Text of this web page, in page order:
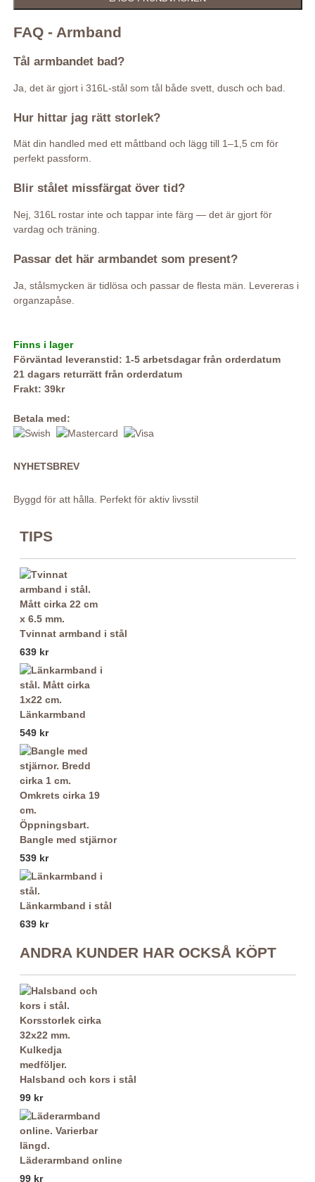
FAQ - Armband
Tål armbandet bad?
Ja, det är gjort i 316L-stål som tål både svett, dusch och bad.
Hur hittar jag rätt storlek?
Mät din handled med ett måttband och lägg till 1–1,5 cm för
perfekt passform.
Blir stålet missfärgat över tid?
Nej, 316L rostar inte och tappar inte färg — det är gjort för
vardag och träning.
Passar det här armbandet som present?
Ja, stålsmycken är tidlösa och passar de flesta män. Levereras i
organzapåse.
Finns i lager
Förväntad leveranstid: 1-5 arbetsdagar från orderdatum
21 dagars returrätt från orderdatum
Frakt: 39kr
Betala med:
NYHETSBREV
Byggd för att hålla. Perfekt för aktiv livsstil
TIPS
Tvinnat armband i stål
639 kr
Länkarmband
549 kr
Bangle med stjärnor
539 kr
Länkarmband i stål
639 kr
ANDRA KUNDER HAR OCKSÅ KÖPT
Halsband och kors i stål
99 kr
Läderarmband online
99 kr